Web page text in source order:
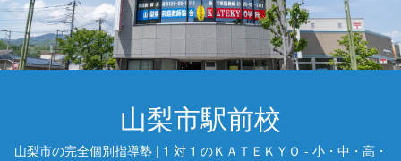
山梨市駅前校
山梨市の完全個別指導塾 | 1 対 1 のＫＡＴＥＫＹＯ - 小・中・高・